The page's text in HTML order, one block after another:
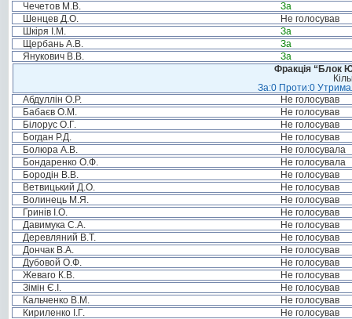
Чечетов М.В.
За
Шенцев Д.О.
Не голосував
Шкіря І.М.
За
Щербань А.В.
За
Янукович В.В.
За
Фракція “Блок
За:0 Проти:0
Абдуллін О.Р.
Не голосував
Бабаєв О.М.
Не голосував
Білорус О.Г.
Не голосував
Богдан Р.Д.
Не голосував
Болюра А.В.
Не голосувала
Бондаренко О.Ф.
Не голосувала
Бородін В.В.
Не голосував
Ветвицький Д.О.
Не голосував
Волинець М.Я.
Не голосував
Гринів І.О.
Не голосував
Давимука С.А.
Не голосував
Деревляний В.Т.
Не голосував
Дончак В.А.
Не голосував
Дубовой О.Ф.
Не голосував
Жеваго К.В.
Не голосував
Зімін Є.І.
Не голосував
Кальченко В.М.
Не голосував
Кириленко І.Г.
Не голосував